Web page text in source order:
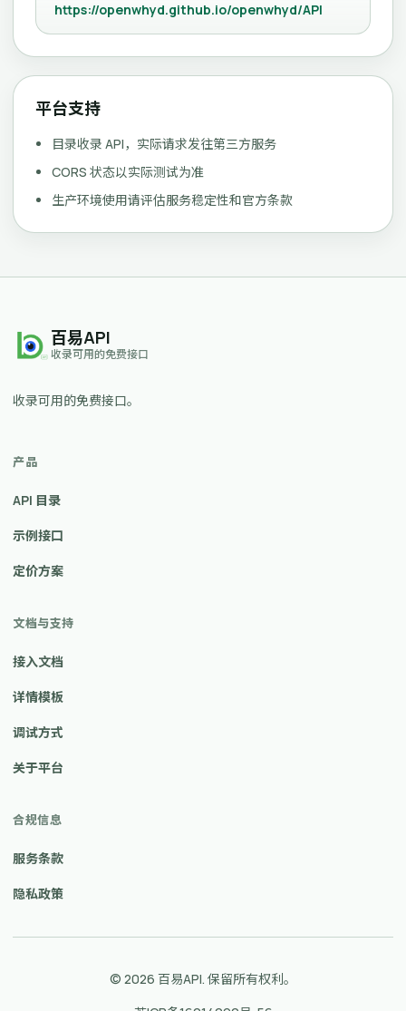
https://openwhyd.github.io/openwhyd/API
平台支持
目录收录 API，实际请求发往第三方服务
CORS 状态以实际测试为准
生产环境使用请评估服务稳定性和官方条款
百易API
收录可用的免费接口
收录可用的免费接口。
产品
API 目录
示例接口
定价方案
文档与支持
接入文档
详情模板
调试方式
关于平台
合规信息
服务条款
隐私政策
© 2026 百易API. 保留所有权利。